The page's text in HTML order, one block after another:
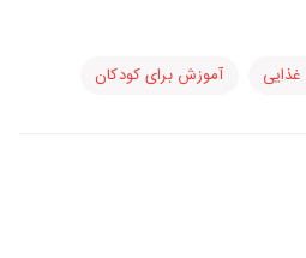
غذایی آموزش برای کودکان